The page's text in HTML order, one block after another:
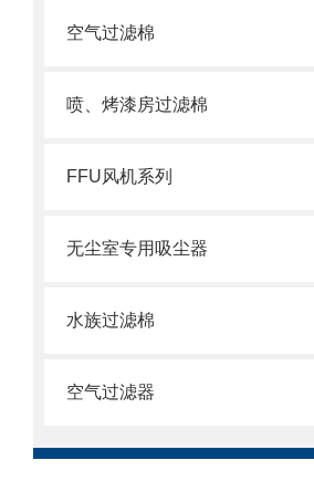
空气过滤棉
喷、烤漆房过滤棉
FFU风机系列
无尘室专用吸尘器
水族过滤棉
空气过滤器